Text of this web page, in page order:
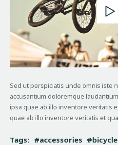
Sed ut perspiciatis unde omnis iste
accusantium doloremque
ipsa quae ab illo inventore veritatis
quae ab illo inventore veritatis et
Tags: accessories bicycle